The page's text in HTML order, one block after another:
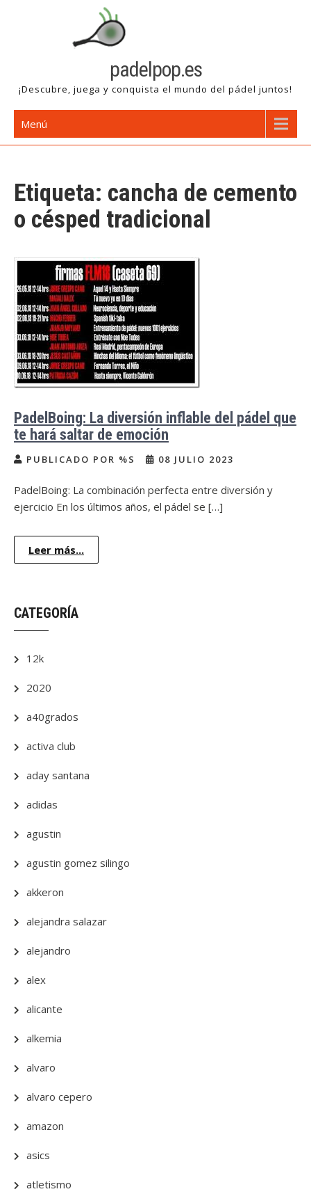
padelpop.es
¡Descubre, juega y conquista el mundo del pádel juntos!
Menú
Etiqueta: cancha de cemento
o césped tradicional
PadelBoing: La diversión inflable del pádel que
te hará saltar de emoción
PUBLICADO POR %S 08 JULIO 2023
PadelBoing: La combinación perfecta entre diversión y
ejercicio En los últimos años, el pádel se […]
Leer más...
CATEGORÍA
12k
2020
a40grados
activa club
aday santana
adidas
agustin
agustin gomez silingo
akkeron
alejandra salazar
alejandro
alex
alicante
alkemia
alvaro
alvaro cepero
amazon
asics
atletismo